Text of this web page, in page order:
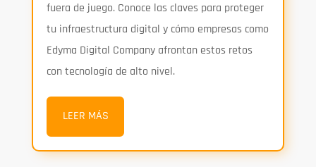
fuera de juego. Conoce las claves para proteger
tu infraestructura digital y cómo empresas como
Edyma Digital Company afrontan estos retos
con tecnología de alto nivel.
LEER MÁS